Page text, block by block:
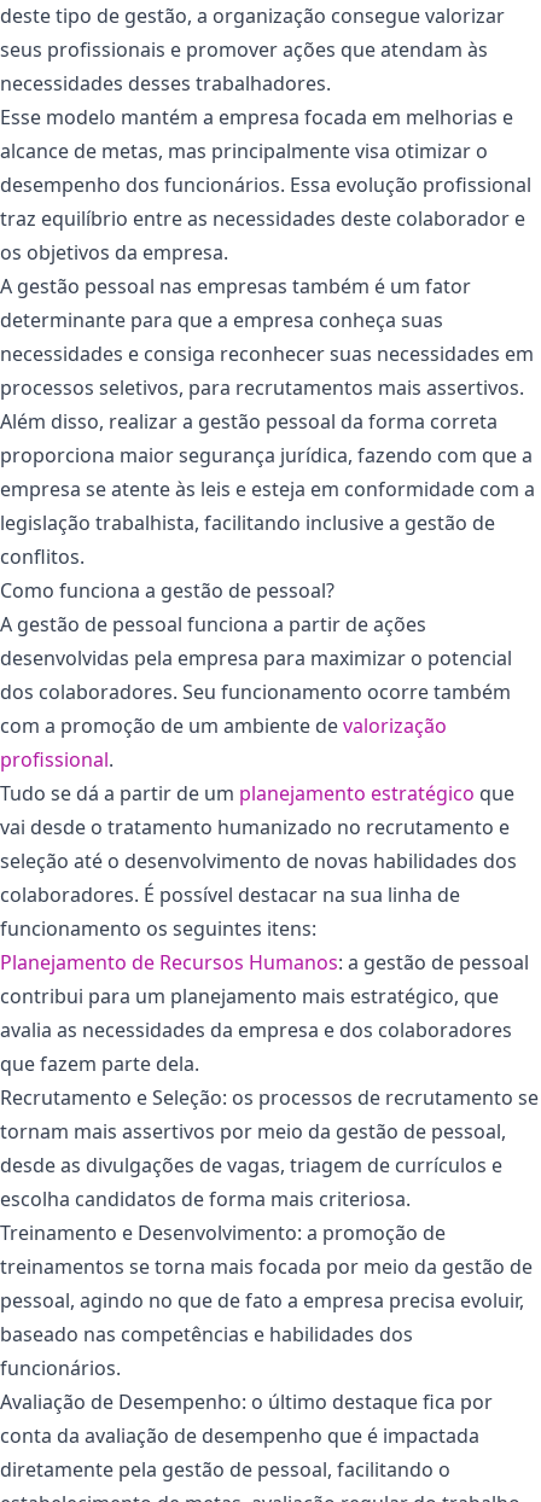
deste tipo de gestão, a organização consegue valorizar
seus profissionais e promover ações que atendam às
necessidades desses trabalhadores.
Esse modelo mantém a empresa focada em melhorias e
alcance de metas, mas principalmente visa otimizar o
desempenho dos funcionários. Essa evolução profissional
traz equilíbrio entre as necessidades deste colaborador e
os objetivos da empresa.
A gestão pessoal nas empresas também é um fator
determinante para que a empresa conheça suas
necessidades e consiga reconhecer suas necessidades em
processos seletivos, para recrutamentos mais assertivos.
Além disso, realizar a gestão pessoal da forma correta
proporciona maior segurança jurídica, fazendo com que a
empresa se atente às leis e esteja em conformidade com a
legislação trabalhista, facilitando inclusive a gestão de
conflitos.
Como funciona a gestão de pessoal?
A gestão de pessoal funciona a partir de ações
desenvolvidas pela empresa para maximizar o potencial
dos colaboradores. Seu funcionamento ocorre também
com a promoção de um ambiente devalorização
profissional.
Tudo se dá a partir de um planejamento estratégico que
vai desde o tratamento humanizado no recrutamento e
seleção até o desenvolvimento de novas habilidades dos
colaboradores. É possível destacar na sua linha de
funcionamento os seguintes itens:
Planejamento de Recursos Humanos: a gestão de pessoal
contribui para um planejamento mais estratégico, que
avalia as necessidades da empresa e dos colaboradores
que fazem parte dela.
Recrutamento e Seleção: os processos de recrutamento se
tornam mais assertivos por meio da gestão de pessoal,
desde as divulgações de vagas, triagem de currículos e
escolha candidatos de forma mais criteriosa.
Treinamento e Desenvolvimento: a promoção de
treinamentos se torna mais focada por meio da gestão de
pessoal, agindo no que de fato a empresa precisa evoluir,
baseado nas competências e habilidades dos
funcionários.
Avaliação de Desempenho: o último destaque fica por
conta da avaliação de desempenho que é impactada
diretamente pela gestão de pessoal, facilitando o